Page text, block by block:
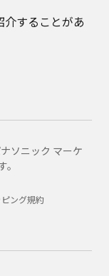
することがあ
ソニック マーケ
ング規約